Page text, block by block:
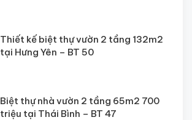
Thiết kế biệt thự vườn 2 tầng 132m2
tại Hưng Yên – BT 50
Biệt thự nhà vườn 2 tầng 65m2 700
triệu tại Thái Bình – BT 47